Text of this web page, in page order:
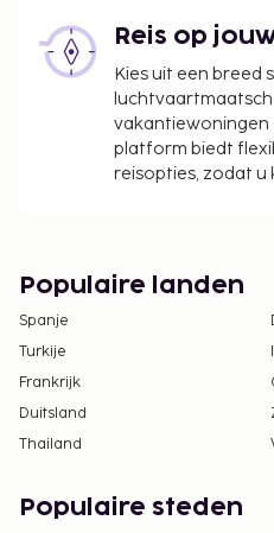
Reis op
Kies uit een breed
vakantiewoningen
platform biedt
reisopties, zodat u
Populaire landen
Spanje
Turkije
Frankrijk
Duitsland
Thailand
Populaire steden